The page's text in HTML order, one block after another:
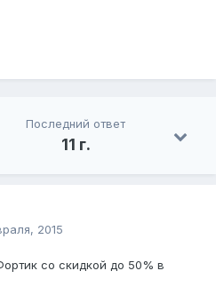
Последний ответ
11 г.
2015
со скидкой до 50% в